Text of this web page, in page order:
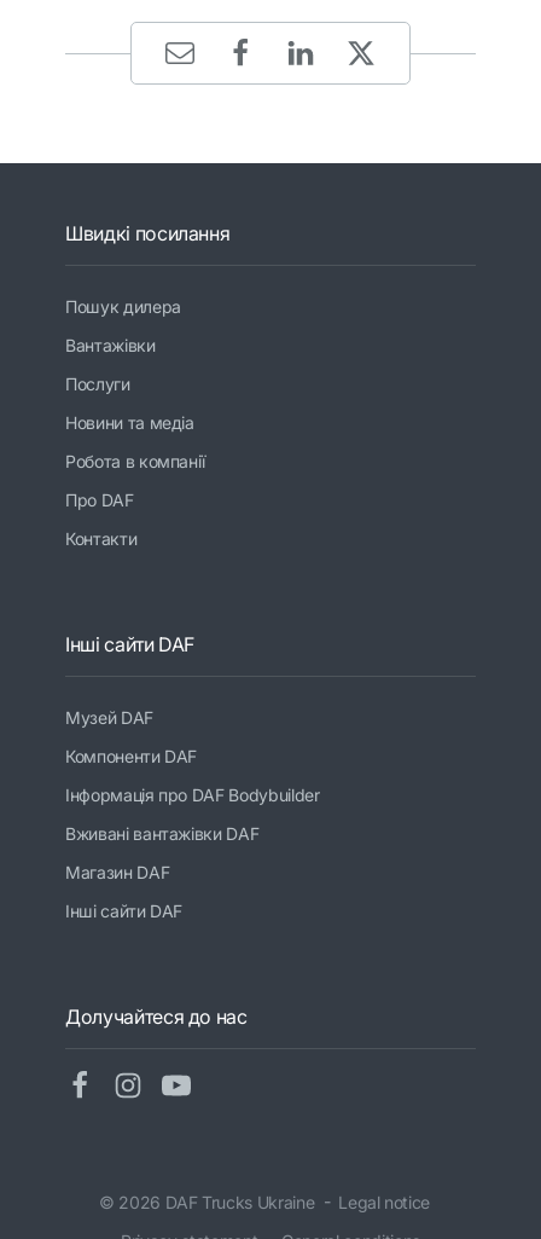
Швидкі посилання
Пошук дилера
Вантажівки
Послуги
Новини та медіа
Робота в компанії
Про DAF
Контакти
Інші сайти DAF
Музей DAF
Компоненти DAF
Інформація про DAF Bodybuilder
Вживані вантажівки DAF
Магазин DAF
Інші сайти DAF
Долучайтеся до нас
© 2026 DAF Trucks Ukraine
Legal notice